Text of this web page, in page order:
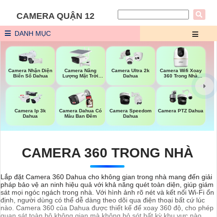
CAMERA QUẬN 12
DANH MỤC
Camera Nhận Diện
Biển Số Dahua
Camera Năng
Lượng Mặt Trời
Camera Ultra 2k
Dahua
Camera Wifi Xoay
360 Trong Nhà
Camera Ip 3k
Dahua
Camera Dahua Có
Màu Ban Đêm
Camera Speedom
Dahua
Camera PTZ Dahua
CAMERA 360 TRONG NHÀ
Lắp đặt Camera 360 Dahua cho không gian trong nhà mang đến giải
pháp bảo vệ an ninh hiệu quả với khả năng quét toàn diện, giúp giám
sát mọi ngóc ngách trong nhà. Với hình ảnh rõ nét và kết nối Wi-Fi ổn
định, người dùng có thể dễ dàng theo dõi qua điện thoại bất cứ lúc
nào. Camera 360 của Dahua được thiết kế để xoay 360 độ, cho phép